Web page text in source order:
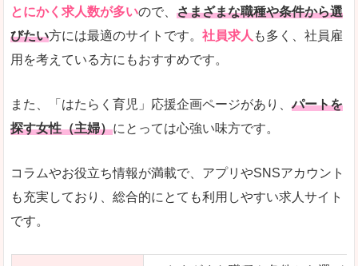
とにかく求人数が多いので、 さまざまな職種や条件から選
びたい方には最適のサイトです。 社員求人 も多く、社員雇
用を考えている方にもおすすめです。
また、「はたらく育児」応援企画ページがあり、パートを
探す女性（主婦）にとっては心強い味方です。
コラムやお役立ち情報が満載で、アプリやSNSアカウント
も充実しており、総合的にとても利用しやすい求人サイト
です。